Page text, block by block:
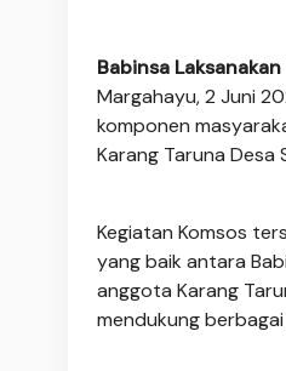
Babinsa
Margahayu, 2 Juni
komponen
Karang Taruna Desa
Kegiatan Komsos
yang baik antara
anggota Karang
mendukung